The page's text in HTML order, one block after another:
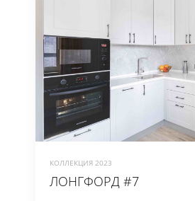
КОЛЛЕКЦИЯ 2023
ЛОНГФОРД #7